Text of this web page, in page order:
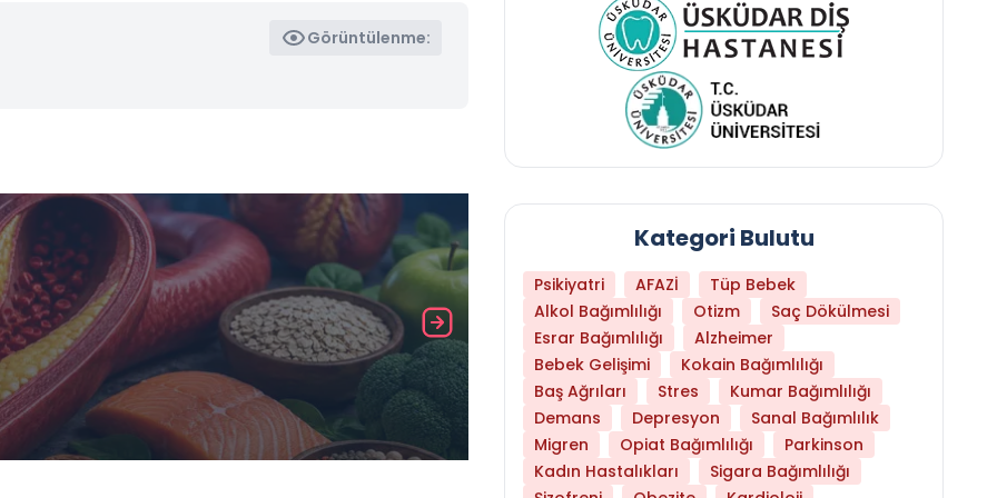
Görüntülenme:
Daha Az Protein Tüketmek Yaşlanmayı
Kategori Bulutu
Psikiyatri AFAZİ
Tüp Bebek
Alkol Bağımlılığı
Otizm
Saç Dökülmesi
Esrar Bağımlılığı
Alzheimer
Bebek Gelişimi
Kokain Bağımlılığı
Baş Ağrıları
Stres
Kumar Bağımlılığı
Demans
Depresyon
Sanal Bağımlılık
Migren
Opiat Bağımlılığı
Parkinson
Kadın Hastalıkları
Sigara Bağımlılığı